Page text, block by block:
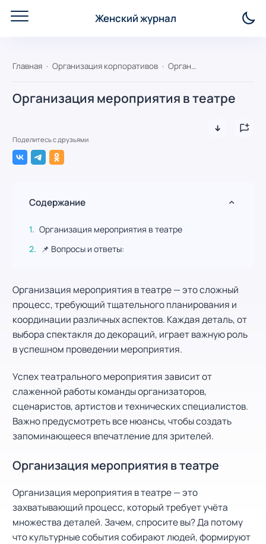
Женский журнал
Главная Организация корпоративов Организация мероприятия в театре
Организация мероприятия в театре
Поделитесь с друзьями
Организация мероприятия в театре — это сложный
процесс, требующий тщательного планирования и
координации различных аспектов. Каждая деталь, от
выбора спектакля до декораций, играет важную роль
в успешном проведении мероприятия.
Успех театрального мероприятия зависит от
слаженной работы команды организаторов,
сценаристов, артистов и технических специалистов.
Важно предусмотреть все нюансы, чтобы создать
запоминающееся впечатление для зрителей.
Организация мероприятия в театре
Организация мероприятия в театре — это
захватывающий процесс, который требует учёта
множества деталей. Зачем, спросите вы? Да потому
что культурные события собирают людей, формируют
Содержание
Организация мероприятия в театре
📌 Вопросы и ответы: